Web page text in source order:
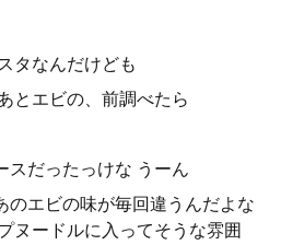
タなんだけども
とエビの、前調べたら
スだったっけな うーん
のエビの味が毎回違うんだよな
ヌードルに入ってそうな雰囲